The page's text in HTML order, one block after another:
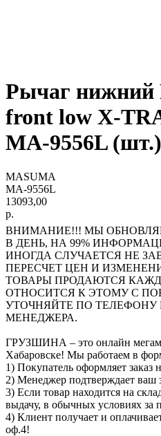
Рычаг нижний
front low X-
MA-9556L
MASUMA
MA-9556L
13093,00
р.
ВНИМАНИЕ!!! МЫ
В ДЕНЬ, НА 99%
ИНОГДА СЛУЧАЕТСЯ НЕ
ПЕРЕСЧЕТ ЦЕН И
ТОВАРЫ ПРОДАЮТСЯ
ОТНОСИТСЯ К ЭТОМУ С
УТОЧНЯЙТЕ ПО
МЕНЕДЖЕРА.
ГРУЗШИНА – это онлайн
Хабаровске! Мы работаем в
1) Покупатель оформляет заказ
2) Менеджер подтверждает ваш
3) Если товар находится на
выдачу, в обычных условиях за
4) Клиент получает и
оф.4!